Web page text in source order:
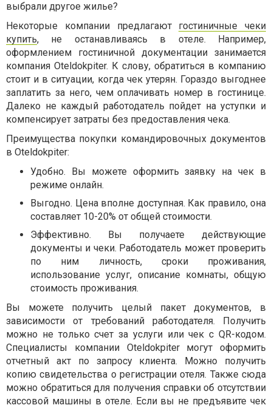
выбрали другое жилье?
Некоторые компании предлагают гостиничные чеки
купить, не останавливаясь в отеле. Например,
оформлением гостиничной документации занимается
компания Oteldokpiter. К слову, обратиться в компанию
стоит и в ситуации, когда чек утерян. Гораздо выгоднее
заплатить за него, чем оплачивать номер в гостинице.
Далеко не каждый работодатель пойдет на уступки и
компенсирует затраты без предоставления чека.
Преимущества покупки командировочных документов
в Oteldokpiter:
Удобно. Вы можете оформить заявку на чек в
режиме онлайн.
Выгодно. Цена вполне доступная. Как правило, она
составляет 10-20% от общей стоимости.
Эффективно. Вы получаете действующие
документы и чеки. Работодатель может проверить
по ним личность, сроки проживания,
использование услуг, описание комнаты, общую
стоимость проживания.
Вы можете получить целый пакет документов, в
зависимости от требований работодателя. Получить
можно не только счет за услуги или чек с QR-кодом.
Специалисты компании Oteldokpiter могут оформить
отчетный акт по запросу клиента. Можно получить
копию свидетельства о регистрации отеля. Также сюда
можно обратиться для получения справки об отсутствии
кассовой машины в отеле. Если вы не предъявите чек